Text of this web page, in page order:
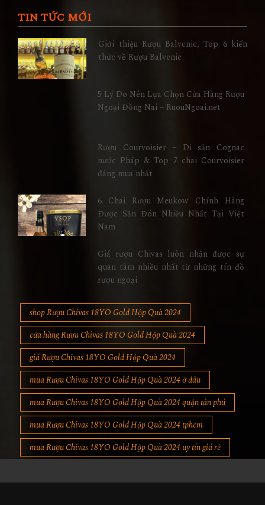
TIN TỨC MỚI
Giới thiệu Rượu Balvenie, Top 6 kiến
thức về Rượu Balvenie
5 Lý Do Nên Lựa Chọn Cửa Hàng Rượu
Ngoại Đồng Nai – RuouNgoai.net
Rượu Courvoisier – Di sản Cognac
nước Pháp & Top 7 chai Courvoisier
đáng mua nhất
6 Chai Rượu Meukow Chính Hãng
Được Săn Đón Nhiều Nhất Tại Việt
Nam
Giá rượu Chivas luôn nhận được sự
quan tâm nhiều nhất từ những tín đồ
rượu ngoại
shop Rượu Chivas 18YO Gold Hộp Quà 2024
cửa hàng Rượu Chivas 18YO Gold Hộp Quà 2024
giá Rượu Chivas 18YO Gold Hộp Quà 2024
mua Rượu Chivas 18YO Gold Hộp Quà 2024 ở đâu
mua Rượu Chivas 18YO Gold Hộp Quà 2024 quận tân phú
mua Rượu Chivas 18YO Gold Hộp Quà 2024 tphcm
mua Rượu Chivas 18YO Gold Hộp Quà 2024 uy tín giá rẻ